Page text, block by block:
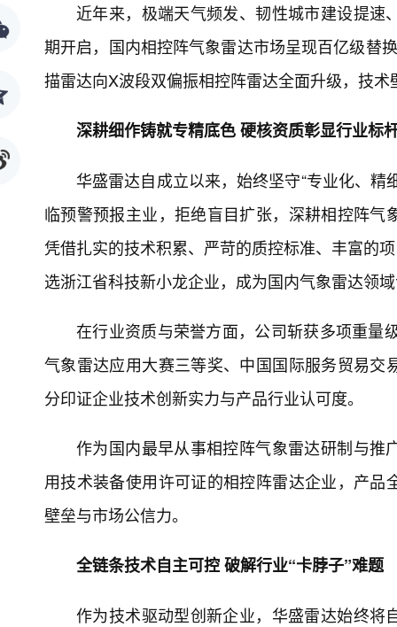
近年来，极端天气频发、韧性城市建设提
期开启，国内相控阵气象雷达市场呈现百亿级替
描雷达向X波段双偏振相控阵雷达全面升级，技
深耕细作铸就专精底色 硬核资质彰显行业标
华盛雷达自成立以来，始终坚守“专业化、
临预警预报主业，拒绝盲目扩张，深耕相控阵
凭借扎实的技术积累、严苛的质控标准、丰富的
选浙江省科技新小龙企业，成为国内气象雷达领
在行业资质与荣誉方面，公司斩获多项重量
气象雷达应用大赛三等奖、中国国际服务贸易
分印证企业技术创新实力与产品行业认可度。
作为国内最早从事相控阵气象雷达研制与
用技术装备使用许可证的相控阵雷达企业，产
壁垒与市场公信力。
全链条技术自主可控 破解行业“卡脖子”难题
作为技术驱动型创新企业，华盛雷达始终